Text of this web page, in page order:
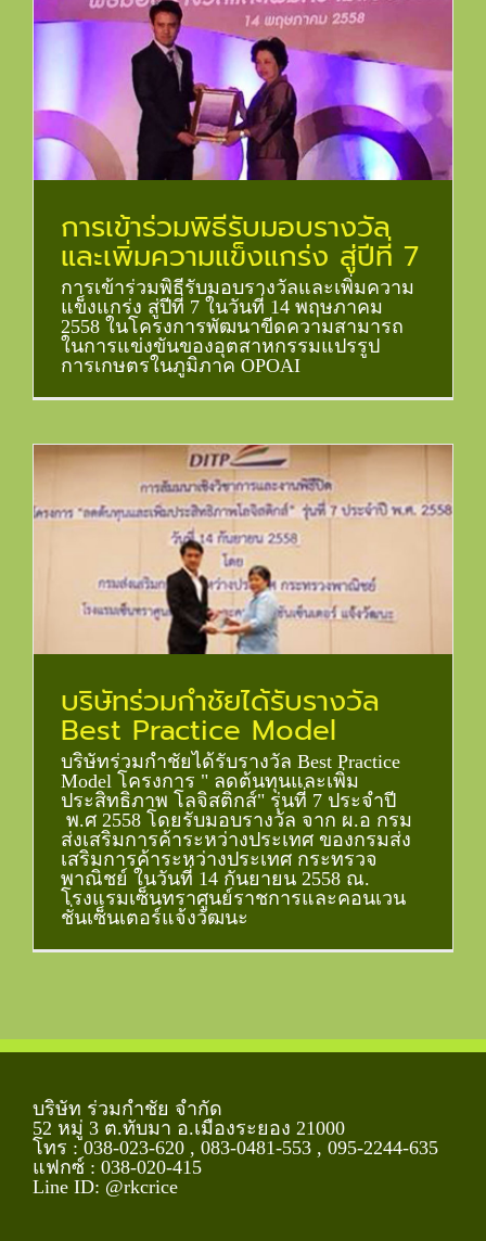
การเข้าร่วมพิธีรับมอบรางวัล
และเพิ่มความแข็งแกร่ง สู่ปีที่ 7
การเข้าร่วมพิธีรับมอบรางวัลและเพิ่มความ
แข็งแกร่ง สู่ปีที่ 7 ในวันที่ 14 พฤษภาคม
2558 ในโครงการพัฒนาขีดความสามารถ
ในการแข่งขันของอุตสาหกรรมแปรรูป
การเกษตรในภูมิภาค OPOAI
บริษัทร่วมกำชัยได้รับรางวัล
Best Practice Model
บริษัทร่วมกำชัยได้รับรางวัล Best Practice
Model โครงการ " ลดต้นทุนและเพิ่ม
ประสิทธิภาพ โลจิสติกส์" รุ่นที่ 7 ประจำปี
พ.ศ 2558 โดยรับมอบรางวัล จาก ผ.อ กรม
ส่งเสริมการค้าระหว่างประเทศ ของกรมส่ง
เสริมการค้าระหว่างประเทศ กระทรวจ
พาณิชย์ ในวันที่ 14 กันยายน 2558 ณ.
โรงแรมเซ็นทราศูนย์ราชการและคอนเวน
ชั่นเซ็นเตอร์แจ้งวัฒนะ
บริษัท ร่วมกำชัย จำกัด
52 หมู่ 3 ต.ทับมา อ.เมืองระยอง 21000
โทร : 038-023-620 , 083-0481-553 , 095-2244-635
แฟกซ์ : 038-020-415
Line ID: @rkcrice